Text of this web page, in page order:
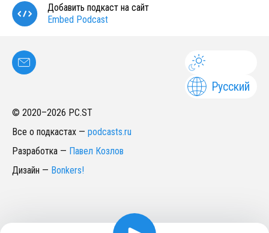
Добавить подкаст на сайт
Embed Podcast
Русский
© 2020–2026 PC.ST
Все о подкастах — podcasts.ru
Разработка — Павел Козлов
Дизайн — Bonkers!